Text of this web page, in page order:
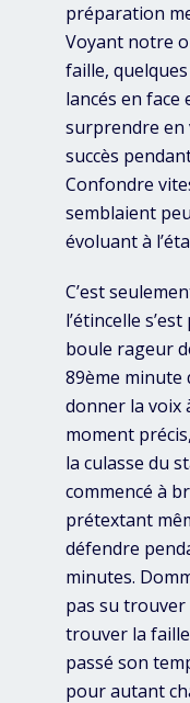
préparation
Voyant notre
faille,
lancés en face
surprendre en
succès
Confondre
semblaient
évoluant à
C’est
l’étincelle
boule rageur
89ème minute
donner la voix
moment
la culasse du
commencé à
prétextant
défendre
minutes.
pas su
trouver la
passé son
pour autant